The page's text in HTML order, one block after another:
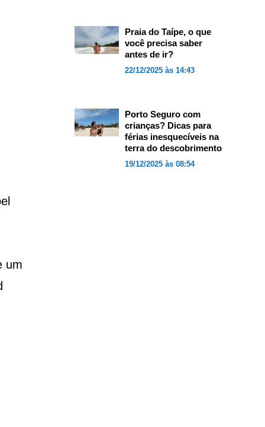
um
Praia do Taípe, o que
você precisa saber
antes de ir?
22/12/2025 às 14:43
Porto Seguro com
crianças? Dicas para
férias inesquecíveis na
terra do descobrimento
19/12/2025 às 08:54